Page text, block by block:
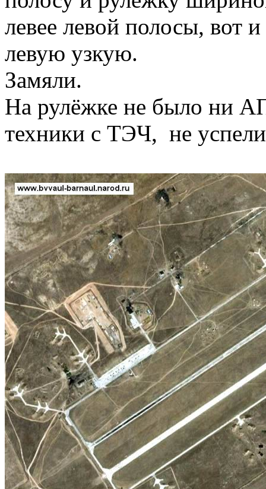
левее левой полосы, вот
левую узкую.
Замяли.
На рулёжке не было ни
техники с ТЭЧ, не